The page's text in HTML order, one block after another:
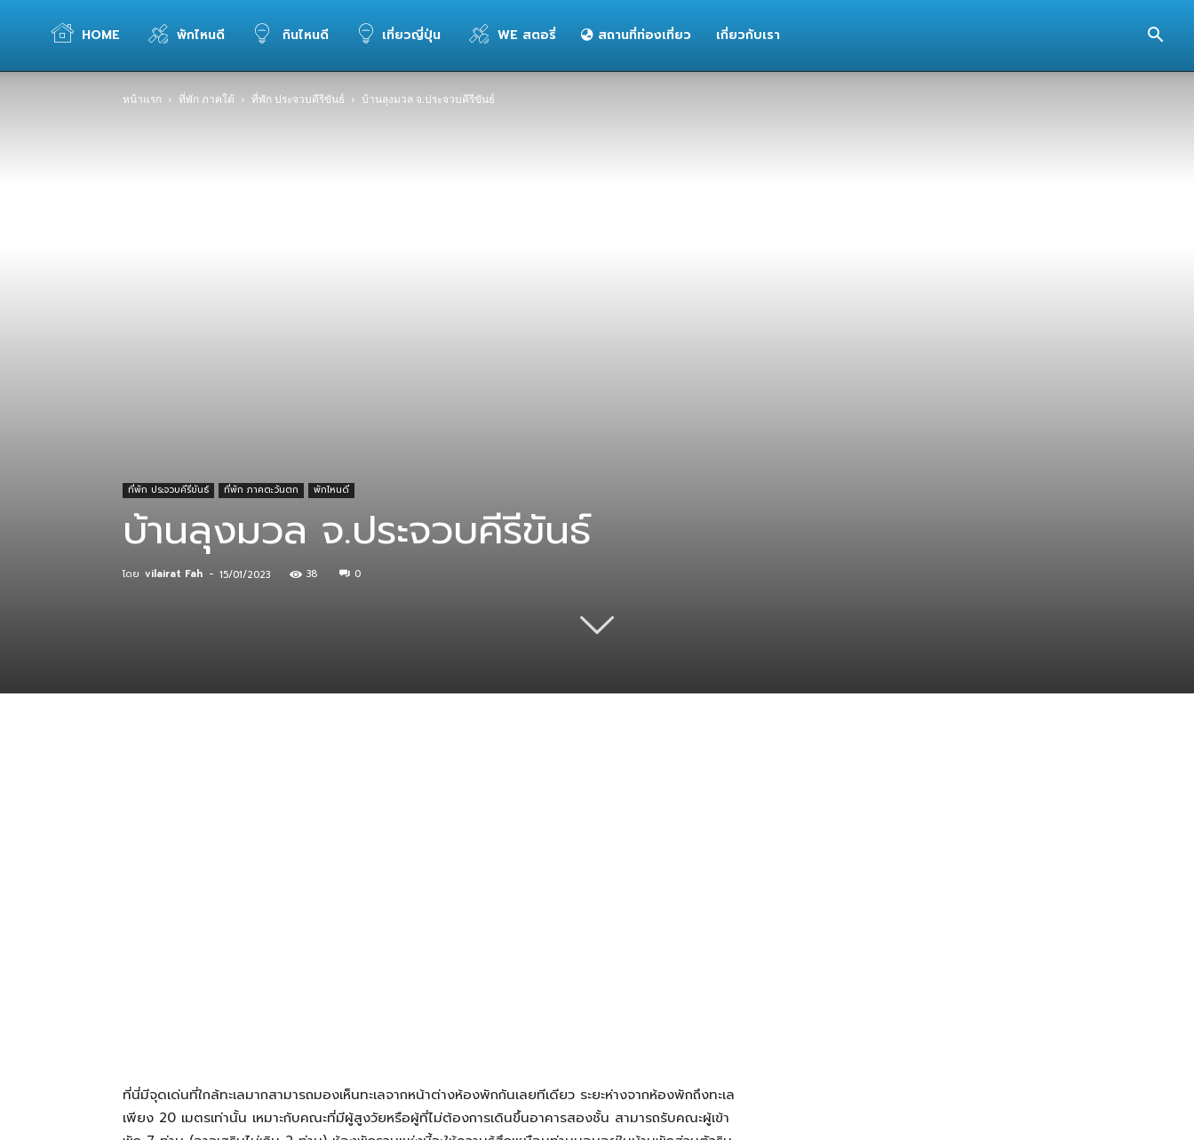
WELOVETOGO
HOME พักไหนดี กินไหนดี เที่ยวญี่ปุ่น WE สตอรี่ สถานที่ท่องเที่ยว เกี่ยวกับเรา
หน้าแรก ที่พัก ภาคใต้ ที่พัก ประจวบคีรีขันธ์ บ้านลุงมวล จ.ประจวบคีรีขันธ์
ที่พัก ประจวบคีรีขันธ์ ที่พัก ภาคตะวันตก พักไหนดี
บ้านลุงมวล จ.ประจวบคีรีขันธ์
โดย vilairat Fah - 15/01/2023 38 0
ที่นี่มีจุดเด่นที่ใกล้ทะเลมากสามารถมองเห็นทะเลจากหน้าต่างห้องพักกันเลยทีเดียว ระยะห่างจากห้องพักถึงทะเล
เพียง 20 เมตรเท่านั้น เหมาะกับคณะที่มีผู้สูงวัยหรือผู้ที่ไม่ต้องการเดินขึ้นอาคารสองชั้น สามารถรับคณะผู้เข้า